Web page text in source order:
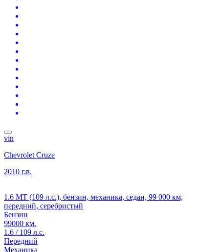
vin
Chevrolet Cruze
2010 г.в.
1.6 MT (109 л.с.), бензин, механика, седан, 99 000 км,
передний, серебристый
Бензин
99000 км.
1.6 / 109 л.с.
Передний
Механика